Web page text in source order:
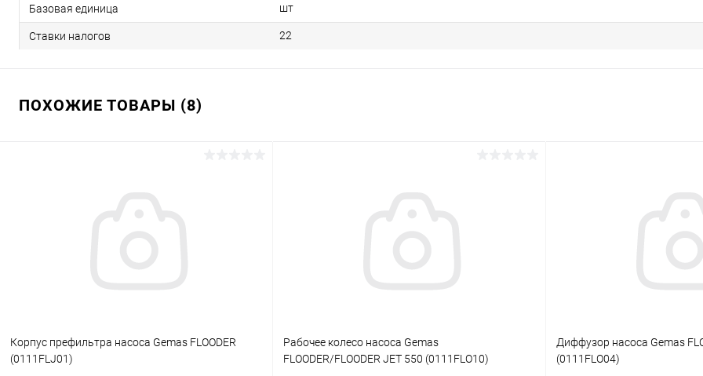
Базовая единица шт
Ставки налогов 22
ПОХОЖИЕ ТОВАРЫ (8)
Корпус префильтра насоса Gemas FLOODER
(0111FLJ01)
Рабочее колесо насоса Gemas
FLOODER/FLOODER JET 550 (0111FLO10)
Диффузор насоса Gemas
(0111FLO04)